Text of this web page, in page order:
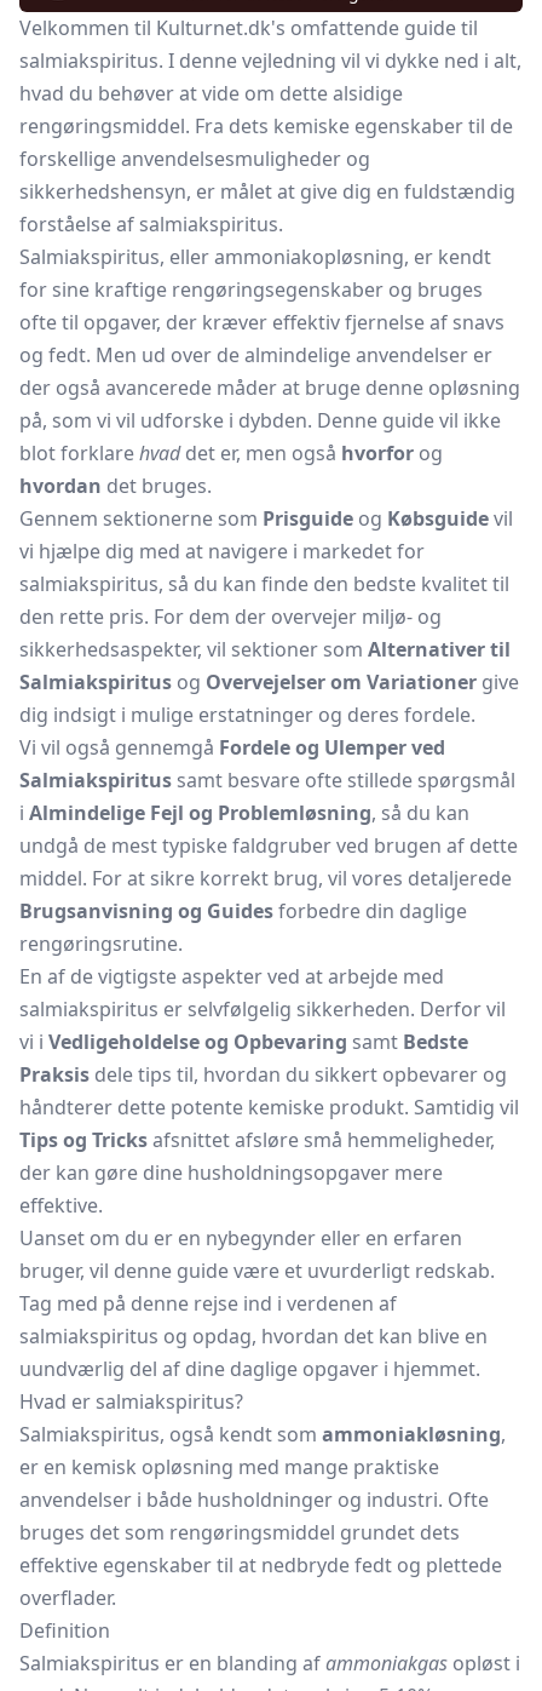
Velkommen til Kulturnet.dk's omfattende guide til
salmiakspiritus. I denne vejledning vil vi dykke ned i alt,
hvad du behøver at vide om dette alsidige
rengøringsmiddel. Fra dets kemiske egenskaber til de
forskellige anvendelsesmuligheder og
sikkerhedshensyn, er målet at give dig en fuldstændig
forståelse af salmiakspiritus.
Salmiakspiritus, eller ammoniakopløsning, er kendt
for sine kraftige rengøringsegenskaber og bruges
ofte til opgaver, der kræver effektiv fjernelse af snavs
og fedt. Men ud over de almindelige anvendelser er
der også avancerede måder at bruge denne opløsning
på, som vi vil udforske i dybden. Denne guide vil ikke
blot forklarehvaddet er, men også hvorfor og
hvordan det bruges.
Gennem sektionerne som Prisguide og Købsguidevil
vi hjælpe dig med at navigere i markedet for
salmiakspiritus, så du kan finde den bedste kvalitet til
den rette pris. For dem der overvejer miljø- og
sikkerhedsaspekter, vil sektioner som Alternativer til
Salmiakspiritus og Overvejelser om Variationer give
dig indsigt i mulige erstatninger og deres fordele.
Vi vil også gennemgå Fordele og Ulemper ved
Salmiakspiritus samt besvare ofte stillede spørgsmål
i Almindelige Fejl og Problemløsning, så du kan
undgå de mest typiske faldgruber ved brugen af dette
middel. For at sikre korrekt brug, vil vores detaljerede
Brugsanvisning og Guidesforbedre din daglige
rengøringsrutine.
En af de vigtigste aspekter ved at arbejde med
salmiakspiritus er selvfølgelig sikkerheden. Derfor vil
vi i Vedligeholdelse og Opbevaring samt Bedste
Praksis dele tips til, hvordan du sikkert opbevarer og
håndterer dette potente kemiske produkt. Samtidig vil
Tips og Tricksafsnittet afsløre små hemmeligheder,
der kan gøre dine husholdningsopgaver mere
effektive.
Uanset om du er en nybegynder eller en erfaren
bruger, vil denne guide være et uvurderligt redskab.
Tag med på denne rejse ind i verdenen af
salmiakspiritus og opdag, hvordan det kan blive en
uundværlig del af dine daglige opgaver i hjemmet.
Hvad er salmiakspiritus?
Salmiakspiritus, også kendt som ammoniakløsning,
er en kemisk opløsning med mange praktiske
anvendelser i både husholdninger og industri. Ofte
bruges det som rengøringsmiddel grundet dets
effektive egenskaber til at nedbryde fedt og plettede
overflader.
Definition
Salmiakspiritus er en blanding afammoniakgas opløst i